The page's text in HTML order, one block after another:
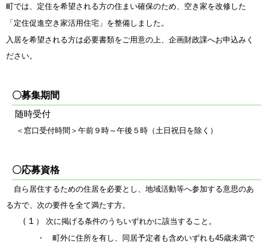
町では、定住を希望される方の住まい確保のため、空き家を改修した
「 定住促進空き家活用住宅 」を整備しました。
入居を希望される方は必要書類をご用意の上、企画財政課へお申込みく
ださい。
〇募集期間
随時受付
＜窓口受付時間＞午前９時～午後５時（土日祝日を除く）
〇応募資格
自ら居住するための住居を必要とし、地域活動等へ参加する意思のあ
る方で、次の要件を全て満たす方。
（１ ） 次に掲げる条件のうちいずれかに該当すること。
・ 町外に住所を有し、同居予定者も含めいずれも45歳未満で